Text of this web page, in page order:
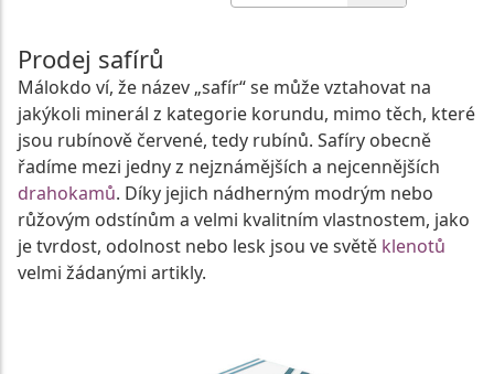
Prodej safírů
Málokdo ví, že název „safír“ se může vztahovat na
jakýkoli minerál z kategorie korundu, mimo těch, které
jsou rubínově červené, tedy rubínů. Safíry obecně
řadíme mezi jedny z nejznámějších a nejcennějších
drahokamů. Díky jejich nádherným modrým nebo
růžovým odstínům a velmi kvalitním vlastnostem, jako
je tvrdost, odolnost nebo lesk jsou ve světě klenotů
velmi žádanými artikly.